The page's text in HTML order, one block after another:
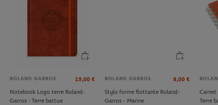
ROLAND GARROS 15,00 €
Notebook Logo terre Roland-
Garros - Terre battue
ROLAND GARROS 8,00 €
Stylo forme flottante Roland-
Garros - Marine
Carnet
Terre